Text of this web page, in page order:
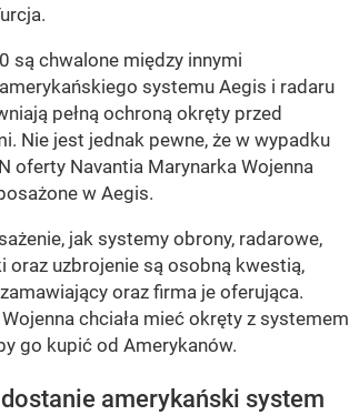
są chwalone między innymi
systemu Aegis i radaru
pełną ochroną okręty przed
Nie jest jednak pewne, że w wypadku
oferty Navantia Marynarka Wojenna
w Aegis.
jak systemy obrony, radarowe,
oraz uzbrojenie są osobną kwestią,
oraz firma je oferująca.
chciała mieć okręty z systemem
go kupić od Amerykanów.
amerykański system